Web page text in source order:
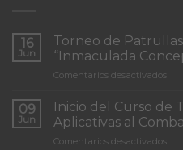
16
Jun
Torneo de
“Inmaculada
Comentarios desactivadosen
de
de
09
Jun
Inicio del Curso de
Aplicativas al
Comentarios desactivadosen